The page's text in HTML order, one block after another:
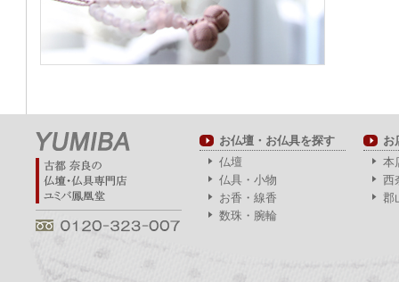
お仏壇・お仏具を探す
仏壇
仏具・小物
お香・線香
数珠・腕輪
お
本
西
郡